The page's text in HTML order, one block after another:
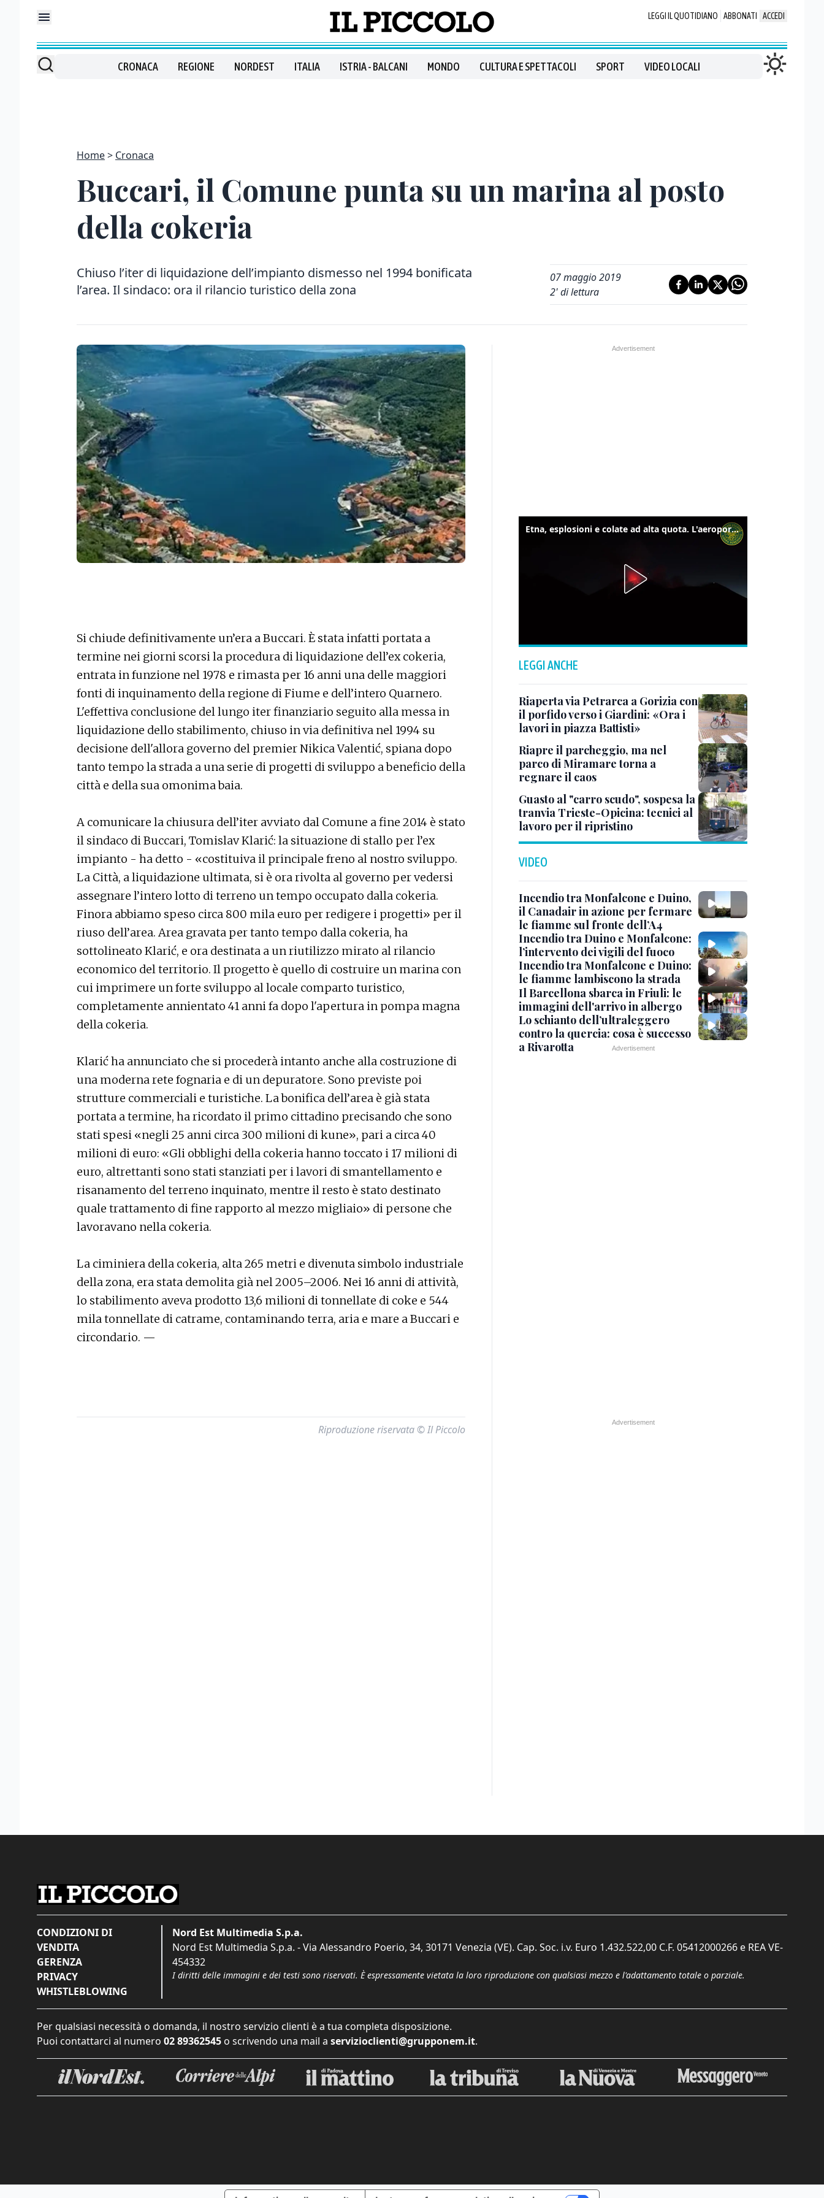
LEGGI IL QUOTIDIANO ABBONATI ACCEDI
CRONACA REGIONE NORDEST ITALIA ISTRIA - BALCANI MONDO CULTURA E SPETTACOLI SPORT VIDEO LOCALI
Home Cronaca
Buccari, il Comune punta su un marina al posto
della cokeria
Chiuso l’iter di liquidazione dell’impianto dismesso nel 1994 bonificata
l’area. Il sindaco: ora il rilancio turistico della zona
07 maggio 2019
2' di lettura
Si chiude definitivamente un’era a Buccari. È stata infatti portata a
termine nei giorni scorsi la procedura di liquidazione dell’ex cokeria,
entrata in funzione nel 1978 e rimasta per 16 anni una delle maggiori
fonti di inquinamento della regione di Fiume e dell’intero Quarnero.
L'effettiva conclusione del lungo iter finanziario seguito alla messa in
liquidazione dello stabilimento, chiuso in via definitiva nel 1994 su
decisione dell'allora governo del premier Nikica Valentić, spiana dopo
tanto tempo la strada a una serie di progetti di sviluppo a beneficio della
città e della sua omonima baia.
A comunicare la chiusura dell’iter avviato dal Comune a fine 2014 è stato
il sindaco di Buccari, Tomislav Klarić: la situazione di stallo per l’ex
impianto - ha detto - «costituiva il principale freno al nostro sviluppo.
La Città, a liquidazione ultimata, si è ora rivolta al governo per vedersi
assegnare l’intero lotto di terreno un tempo occupato dalla cokeria.
Finora abbiamo speso circa 800 mila euro per redigere i progetti» per il
riuso dell’area. Area gravata per tanto tempo dalla cokeria, ha
sottolineato Klarić, e ora destinata a un riutilizzo mirato al rilancio
economico del territorio. Il progetto è quello di costruire un marina con
cui imprimere un forte sviluppo al locale comparto turistico,
completamente annientato 41 anni fa dopo l'apertura in pompa magna
della cokeria.
Klarić ha annunciato che si procederà intanto anche alla costruzione di
una moderna rete fognaria e di un depuratore. Sono previste poi
strutture commerciali e turistiche. La bonifica dell’area è già stata
portata a termine, ha ricordato il primo cittadino precisando che sono
stati spesi «negli 25 anni circa 300 milioni di kune», pari a circa 40
milioni di euro: «Gli obblighi della cokeria hanno toccato i 17 milioni di
euro, altrettanti sono stati stanziati per i lavori di smantellamento e
risanamento del terreno inquinato, mentre il resto è stato destinato
quale trattamento di fine rapporto al mezzo migliaio» di persone che
lavoravano nella cokeria.
La ciminiera della cokeria, alta 265 metri e divenuta simbolo industriale
della zona, era stata demolita già nel 2005–2006. Nei 16 anni di attività,
lo stabilimento aveva prodotto 13,6 milioni di tonnellate di coke e 544
mila tonnellate di catrame, contaminando terra, aria e mare a Buccari e
circondario. —
Riproduzione riservata © Il Piccolo
Etna, esplosioni e colate ad alta quota. L'aeroporto di Catania verso la normalità
LEGGI ANCHE
Riaperta via Petrarca a Gorizia con
il porfido verso i Giardini: «Ora i
lavori in piazza Battisti»
Riapre il parcheggio, ma nel
parco di Miramare torna a
regnare il caos
Guasto al "carro scudo", sospesa la
tranvia Trieste-Opicina: tecnici al
lavoro per il ripristino
VIDEO
Incendio tra Monfalcone e Duino,
il Canadair in azione per fermare
le fiamme sul fronte dell’A4
Incendio tra Duino e Monfalcone:
l’intervento dei vigili del fuoco
Incendio tra Monfalcone e Duino:
le fiamme lambiscono la strada
Il Barcellona sbarca in Friuli: le
immagini dell'arrivo in albergo
Lo schianto dell’ultraleggero
contro la quercia: cosa è successo
a Rivarotta
CONDIZIONI DI
VENDITA
GERENZA
PRIVACY
WHISTLEBLOWING
Nord Est Multimedia S.p.a.
Nord Est Multimedia S.p.a. - Via Alessandro Poerio, 34, 30171 Venezia (VE). Cap. Soc. i.v. Euro 1.432.522,00 C.F. 05412000266 e REA VE-
454332
I diritti delle immagini e dei testi sono riservati. È espressamente vietata la loro riproduzione con qualsiasi mezzo e l'adattamento totale o parziale.
Per qualsiasi necessità o domanda, il nostro servizio clienti è a tua completa disposizione.
Puoi contattarci al numero 02 89362545 o scrivendo una mail a servizioclienti@grupponem.it.